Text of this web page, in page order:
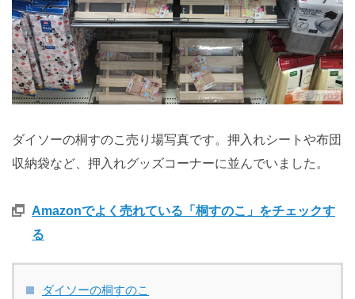
ダイソーの桐すのこ売り場写真です。押入れシートや布団
収納袋など、押入れグッズコーナーに並んでいました。
Amazonでよく売れている「桐すのこ」をチェックす
る
ダイソーの桐すのこ